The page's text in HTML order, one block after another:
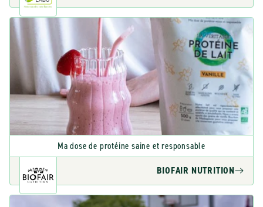
Ma dose de protéine saine et responsable
BIOFAIR NUTRITION